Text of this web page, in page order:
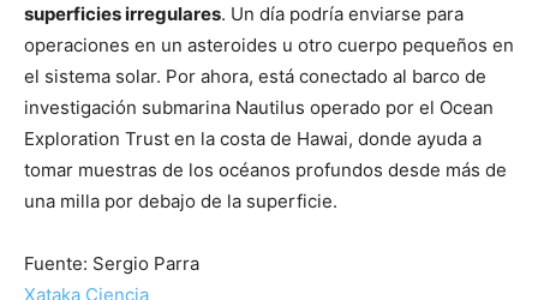
superficies irregulares. Un día podría enviarse para
operaciones en un asteroides u otro cuerpo pequeños en
el sistema solar. Por ahora, está conectado al barco de
investigación submarina Nautilus operado por el Ocean
Exploration Trust en la costa de Hawai, donde ayuda a
tomar muestras de los océanos profundos desde más de
una milla por debajo de la superficie.
Fuente: Sergio Parra
Xataka Ciencia